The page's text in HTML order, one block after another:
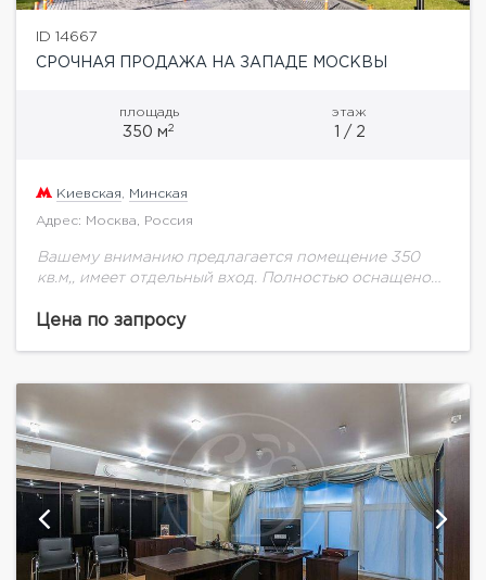
ID 14667
СРОЧНАЯ ПРОДАЖА НА ЗАПАДЕ МОСКВЫ
площадь
350 м2
этаж
1 / 2
Киевская Минская
Адрес: Москва, Россия
Вашему вниманию предлагается помещение 350
кв.м,, имеет отдельный вход. Полностью оснащено
красоты) Парковка на территории
Цена по запросу